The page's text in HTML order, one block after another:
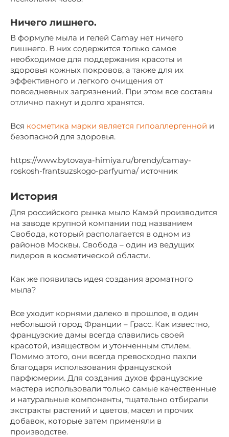
Ничего лишнего.
В формуле мыла и гелей Camay нет ничего
лишнего. В них содержится только самое
необходимое для поддержания красоты и
здоровья кожных покровов, а также для их
эффективного и легкого очищения от
повседневных загрязнений. При этом все составы
отлично пахнут и долго хранятся.
Вся косметика марки является гипоаллергенной и
безопасной для здоровья.
https://www.bytovaya-himiya.ru/brendy/camay-
roskosh-frantsuzskogo-parfyuma/ источник
История
Для российского рынка мыло Камэй производится
на заводе крупной компании под названием
Свобода, который располагается в одном из
районов Москвы. Свобода – один из ведущих
лидеров в косметической области.
Как же появилась идея создания ароматного
мыла?
Все уходит корнями далеко в прошлое, в один
небольшой город Франции – Грасс. Как известно,
французские дамы всегда славились своей
красотой, изяществом и утонченным стилем.
Помимо этого, они всегда превосходно пахли
благодаря использования французской
парфюмерии. Для создания духов французские
мастера использовали только самые качественные
и натуральные компоненты, тщательно отбирали
экстракты растений и цветов, масел и прочих
добавок, которые затем применяли в
производстве.